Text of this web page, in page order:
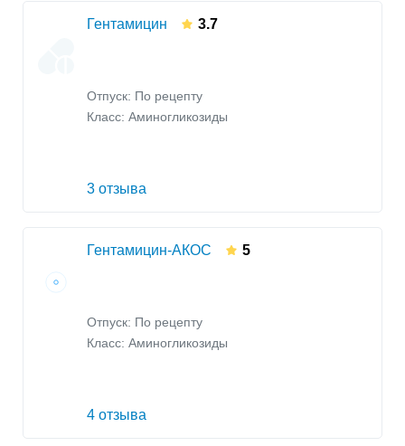
Гентамицин 3.7
Отпуск: По рецепту
Класс: Аминогликозиды
3 отзыва
Гентамицин-АКОС 5
Отпуск: По рецепту
Класс: Аминогликозиды
4 отзыва